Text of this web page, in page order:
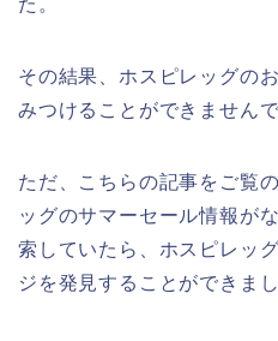
た。
その結果、ホスピレッグの
みつけることができませんで
ただ、こちらの記事をご覧
ッグのサマーセール情報が
索していたら、ホスピレッ
ジを発見することができま